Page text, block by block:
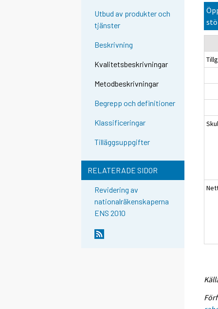
Utbud av produkter och
tjänster
Beskrivning
Kvalitetsbeskrivningar
Metodbeskrivningar
Begrepp och definitioner
Klassificeringar
Tilläggsuppgifter
RELATERADE SIDOR
Revidering av
nationalräkenskaperna
ENS 2010